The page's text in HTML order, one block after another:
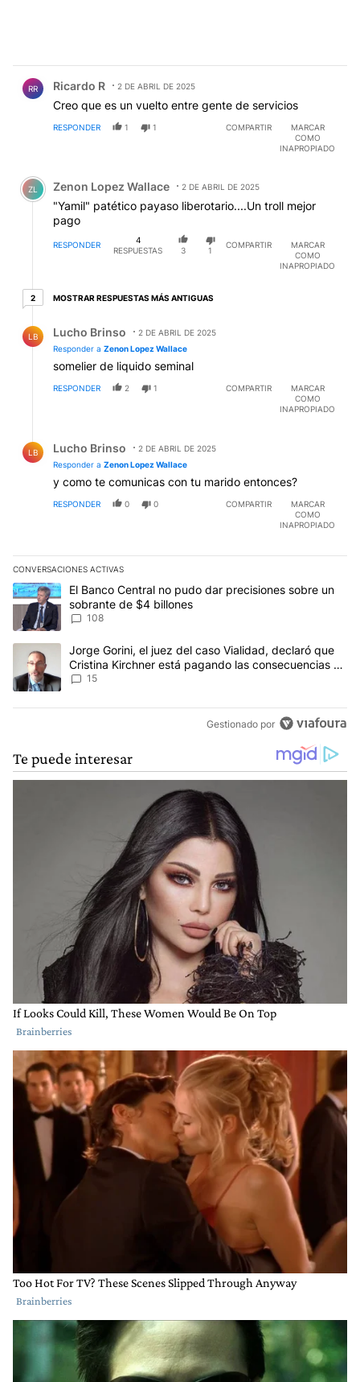
RR Ricardo R 2 DE ABRIL DE 2025
Creo que es un vuelto entre gente de servicios
RESPONDER 1 1 COMPARTIR
MARCAR
COMO
INAPROPIADO
Comentario de Zenon Lopez Wallace.
ZL Zenon Lopez Wallace 2 DE ABRIL DE 2025
"Yamil" patético payaso liberotario....Un troll mejor
pago
RESPONDER
4
RESPUESTAS
3 1
COMPARTIR
MARCAR
COMO
INAPROPIADO
22 respuestas más antiguas
MOSTRAR RESPUESTAS MÁS ANTIGUAS
LB Lucho Brinso
2 DE ABRIL DE 2025
Responder a Zenon Lopez Wallace
somelier de liquido seminal
RESPONDER 2 1 COMPARTIR
MARCAR
COMO
INAPROPIADO
LB Lucho Brinso
2 DE ABRIL DE 2025
Responder a Zenon Lopez Wallace
y como te comunicas con tu marido entonces?
RESPONDER 0 0 COMPARTIR
MARCAR
COMO
INAPROPIADO
CONVERSACIONES ACTIVAS
Este listado muestra los artículos con más comentarios en los
Un artículo de tendencia con el título "El Banco Central no pudo
El Banco Central no pudo dar precisiones sobre un
sobrante de $4 billones
108
Un artículo de tendencia con el título "Jorge Gorini, el juez del
Jorge Gorini, el juez del caso Vialidad, declaró que
Cristina Kirchner está pagando las consecuencias de
cometer "un delito comprobado"
15
Gestionado por